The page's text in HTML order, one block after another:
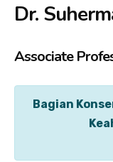
Dr.
Associate
Bagian